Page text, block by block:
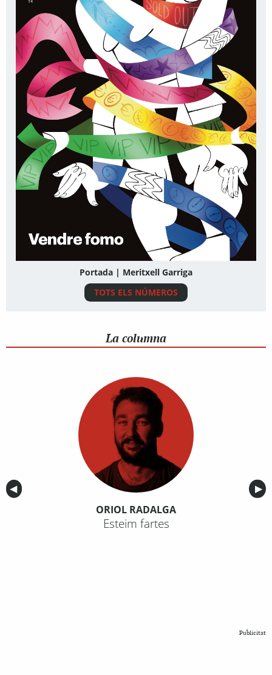
Portada | Meritxell Garriga
TOTS ELS NÚMEROS
La columna
Anterior
◀︎ ▶︎
ORIOL RADALGA
Esteim fartes
Publicitat